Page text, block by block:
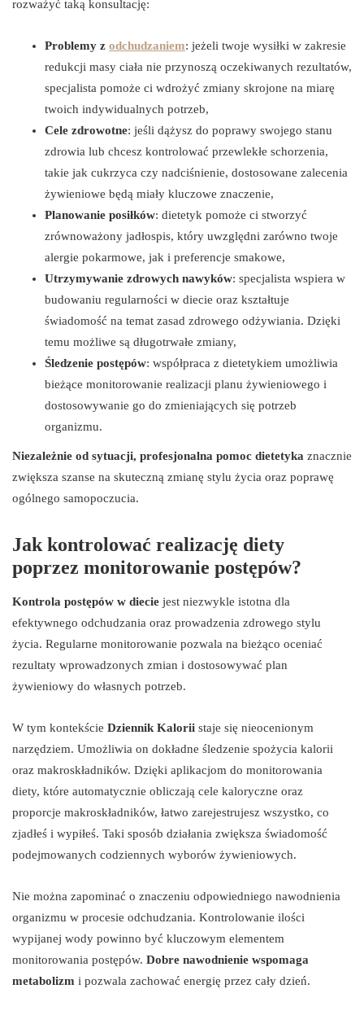
rozważyć taką konsultację:
Problemy z odchudzaniem: jeżeli twoje wysiłki w zakresie
redukcji masy ciała nie przynoszą oczekiwanych rezultatów,
specjalista pomoże ci wdrożyć zmiany skrojone na miarę
twoich indywidualnych potrzeb,
Cele zdrowotne: jeśli dążysz do poprawy swojego stanu
zdrowia lub chcesz kontrolować przewlekłe schorzenia,
takie jak cukrzyca czy nadciśnienie, dostosowane zalecenia
żywieniowe będą miały kluczowe znaczenie,
Planowanie posiłków: dietetyk pomoże ci stworzyć
zrównoważony jadłospis, który uwzględni zarówno twoje
alergie pokarmowe, jak i preferencje smakowe,
Utrzymywanie zdrowych nawyków: specjalista wspiera w
budowaniu regularności w diecie oraz kształtuje
świadomość na temat zasad zdrowego odżywiania. Dzięki
temu możliwe są długotrwałe zmiany,
Śledzenie postępów: współpraca z dietetykiem umożliwia
bieżące monitorowanie realizacji planu żywieniowego i
dostosowywanie go do zmieniających się potrzeb
organizmu.
Niezależnie od sytuacji, profesjonalna pomoc dietetyka znacznie
zwiększa szanse na skuteczną zmianę stylu życia oraz poprawę
ogólnego samopoczucia.
Jak kontrolować realizację diety
poprzez monitorowanie postępów?
Kontrola postępów w diecie jest niezwykle istotna dla
efektywnego odchudzania oraz prowadzenia zdrowego stylu
życia. Regularne monitorowanie pozwala na bieżąco oceniać
rezultaty wprowadzonych zmian i dostosowywać plan
żywieniowy do własnych potrzeb.
W tym kontekście Dziennik Kalorii staje się nieocenionym
narzędziem. Umożliwia on dokładne śledzenie spożycia kalorii
oraz makroskładników. Dzięki aplikacjom do monitorowania
diety, które automatycznie obliczają cele kaloryczne oraz
proporcje makroskładników, łatwo zarejestrujesz wszystko, co
zjadłeś i wypiłeś. Taki sposób działania zwiększa świadomość
podejmowanych codziennych wyborów żywieniowych.
Nie można zapominać o znaczeniu odpowiedniego nawodnienia
organizmu w procesie odchudzania. Kontrolowanie ilości
wypijanej wody powinno być kluczowym elementem
monitorowania postępów. Dobre nawodnienie wspomaga
metabolizm i pozwala zachować energię przez cały dzień.